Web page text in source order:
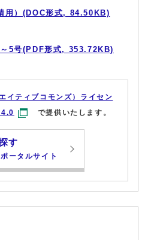
用）(DOC形式, 84.50KB)
～5号(PDF形式, 353.72KB)
イティブコモンズ）ライセン
で提供いたします。
す
ータルサイト